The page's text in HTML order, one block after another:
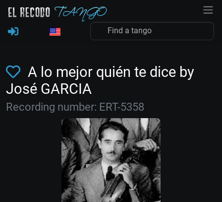
A lo mejor quién te dice by
José GARCIA
Recording number: ERT-5358